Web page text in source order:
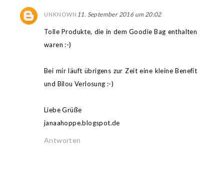
UNKNOWN 11. September 2016 um 20:02
Tolle Produkte, die in dem Goodie Bag enthalten
waren :-)
Bei mir läuft übrigens zur Zeit eine kleine Benefit
und Bilou Verlosung :-)
Liebe Grüße
janaahoppe.blogspot.de
Antworten